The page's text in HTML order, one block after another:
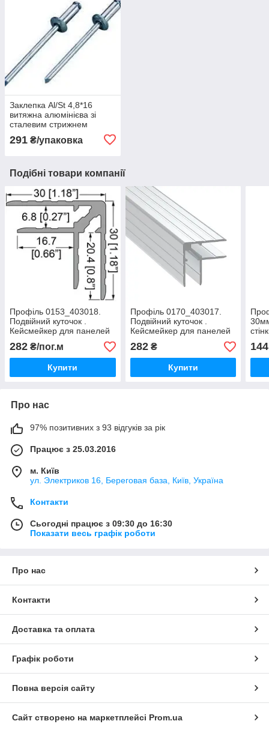
Заклепка Al/St 4,8*16
витяжна алюмінієва зі
сталевим стрижнем
291 ₴/упаковка
Подібні товари компанії
Профіль 0153_403018.
Подвійний куточок .
Кейсмейкер для панелей
6,8 мм. 30мм х 30мм з
товщиною стінки 1,5 мм
282 ₴/пог.м
Купити
Профіль 0170_403017.
Подвійний куточок .
Кейсмейкер для панелей
9,5 мм 30мм х 30мм з
товщиною стінки 1,5 мм
282₴
Купити
144
Про нас
97% позитивних з 93 відгуків за рік
Працює з 25.03.2016
м. Київ
ул. Электриков 16, Береговая база, Київ, Україна
Контакти
Сьогодні працює з 09:30 до 16:30
Показати весь графік роботи
Про нас
Контакти
Доставка та оплата
Графік роботи
Повна версія сайту
Сайт створено на маркетплейсі Prom.ua